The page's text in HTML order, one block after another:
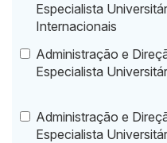
Especialista
Internacionais
Administração e
Especialista
Administração e
Especialista